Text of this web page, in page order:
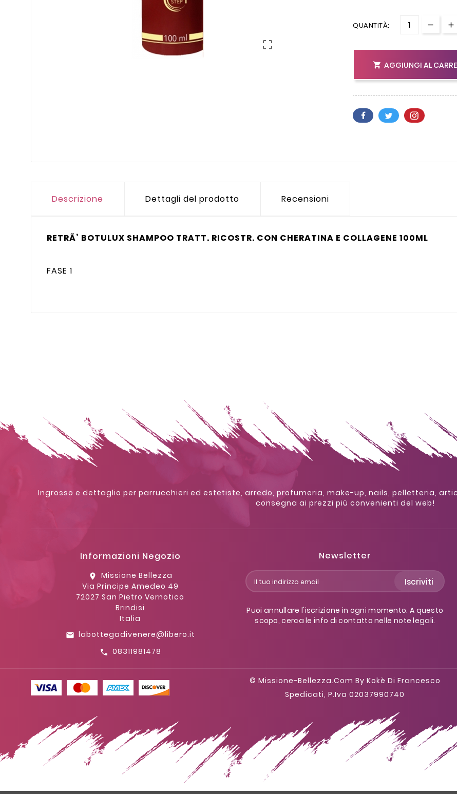

QUANTITÀ:
 AGGIUNGI AL
Descrizione Dettagli del prodotto Recensioni
RETRÃ’ BOTULUX SHAMPOO TRATT. RICOSTR. CON CHERATINA E COLLAGENE 100ML
FASE 1
Ingrosso e dettaglio per parrucchieri ed estetiste, arredo, profumeria, make-up, nails, pelletteria,
consegna ai prezzi più convenienti del web!
Informazioni Negozio
location_on
Missione Bellezza
Via Principe Amedeo 49
72027 San Pietro Vernotico
Brindisi
Italia
email labottegadivenere@libero.it
call 08311981478
Newsletter
Iscriviti
Puoi annullare l'iscrizione in ogni momento. A questo
scopo, cerca le info di contatto nelle note legali.
© Missione-Bellezza.com By Kokè Di Francesco
Spedicati, P.iva 02037990740